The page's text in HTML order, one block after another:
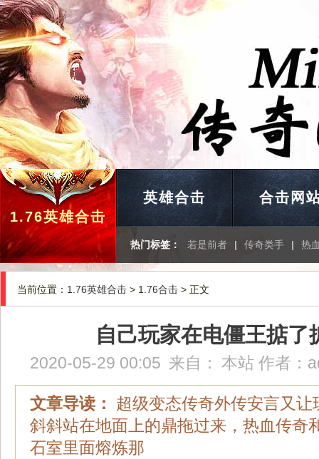
1.76英雄合击
英雄合击 合击网
热门标签： 若是前者 | 传奇类手 | 热
当前位置： 1.76英雄合击 > 1.76合击 > 正文
自己玩家在电僵王掂了
2020-05-29 00:05 来自： 本站 作者：
文章导读：
超级变态传奇外传安言又让
斜斜站在地面上的鼎拖过来，热血传奇
石室里面熔炼那